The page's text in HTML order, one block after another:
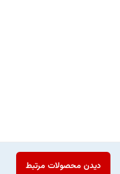
دیدن محصولات مرتبط